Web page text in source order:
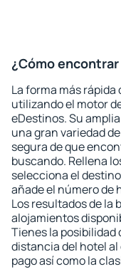
¿Cómo
La forma más
utilizando el motor
eDestinos. Su
una gran variedad
segura de que
buscando. Rellena
selecciona el
añade el número de
Los resultados de la
alojamientos
Tienes la
distancia del hotel
pago así como la